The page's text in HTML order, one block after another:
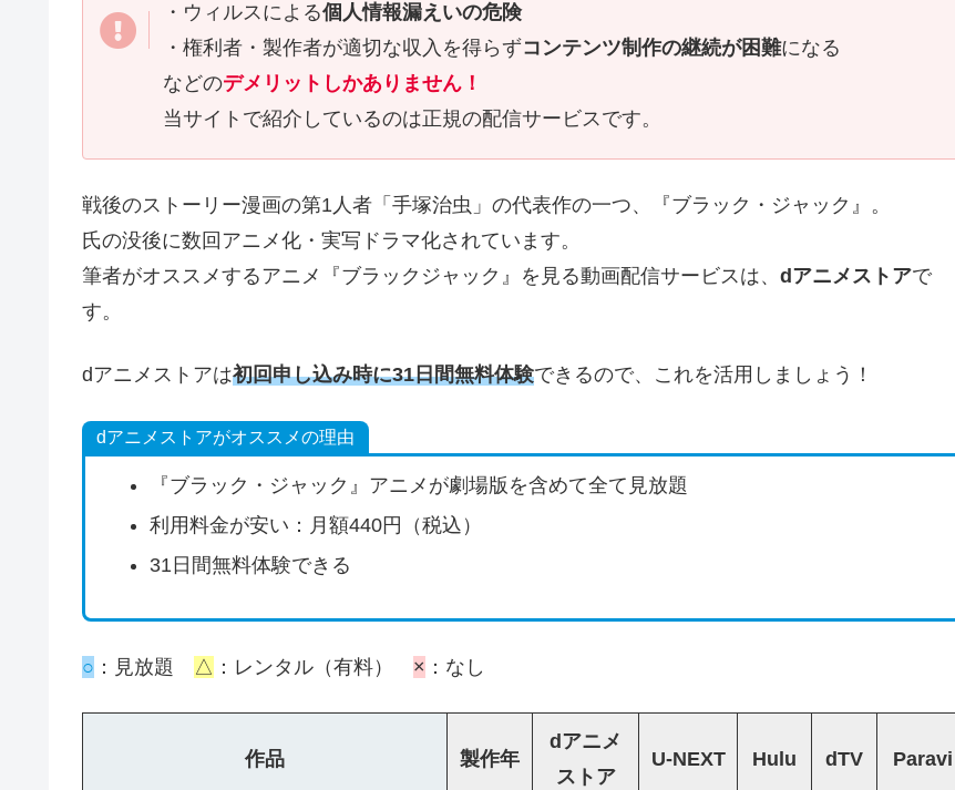
・ウィルスによる個人情報漏えいの危険
・権利者・製作者が適切な収入を得らずコンテンツ制作の継続が困難になる
などのデメリットしかありません！
当サイトで紹介しているのは正規の配信サービスです。
戦後のストーリー漫画の第1人者「手塚治虫」の代表作の一つ、『ブラック・ジャック』。
氏の没後に数回アニメ化・実写ドラマ化されています。
筆者がオススメするアニメ『ブラックジャック』を見る動画配信サービスは、 dアニメストアで
す。
dアニメストアは初回申し込み時に31日間無料体験できるので、これを活用しましょう！
dアニメストアがオススメの理由
『ブラック・ジャック』アニメが劇場版を含めて全て見放題
利用料金が安い：月額440円（税込）
31日間無料体験できる
○ ：見放題 △ ：レンタル（有料） × ：なし
作品 製作年
dアニメ
ストア
U-NEXT Hulu dTV Paravi